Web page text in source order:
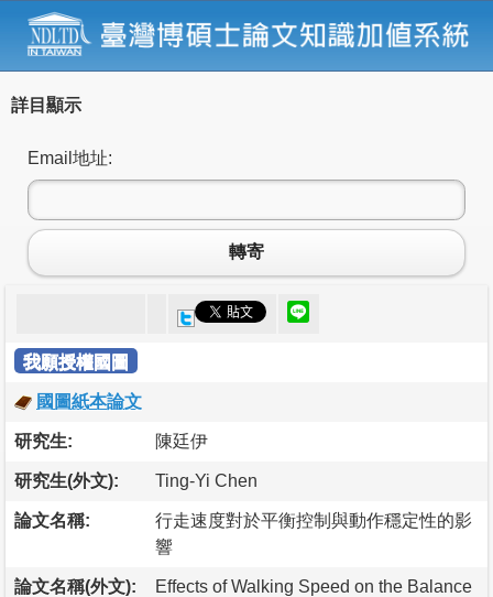
詳目顯示
Email地址:
轉寄
我願授權國圖
國圖紙本論文
研究生: 陳廷伊
研究生(外文): Ting-Yi Chen
論文名稱:
行走速度對於平衡控制與動作穩定性的影
響
論文名稱(外文):
Effects of Walking Speed on the Balance